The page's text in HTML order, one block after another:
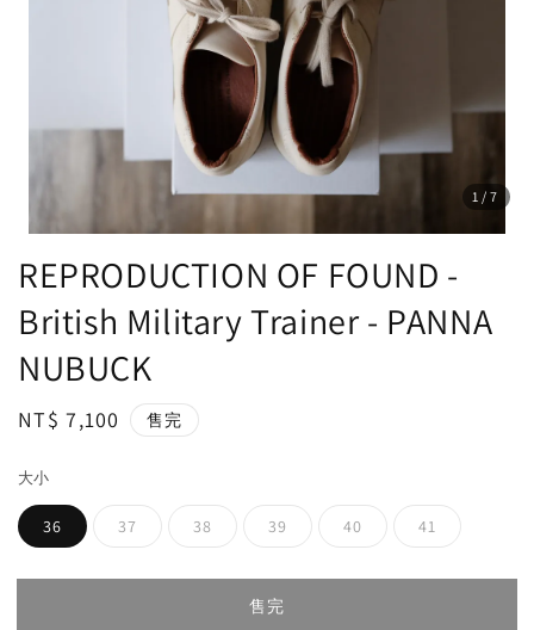
1 /7
REPRODUCTION OF FOUND -
British Military Trainer - PANNA
NUBUCK
Regular
NT$ 7,100 售完
大小
36 37 38 39 40 41
售完